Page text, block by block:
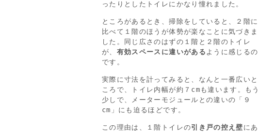
ったりとしたトイレにかなり憧れました。
ところがあるとき、掃除をしていると、２階に
比べて１階のほうが体勢が楽なことに気づきま
した。同じ広さのはずの１階と２階のトイレ
が、 有効スペースに違いがある ように感じるの
です。
実際に寸法を計ってみると、なんと一番広いと
ころで、トイレ内幅が約７cmも違います。もう
少しで、メーターモジュールとの違いの「９
cm」にも迫るほどです。
この理由は、１階トイレの引き戸の控え壁にあ